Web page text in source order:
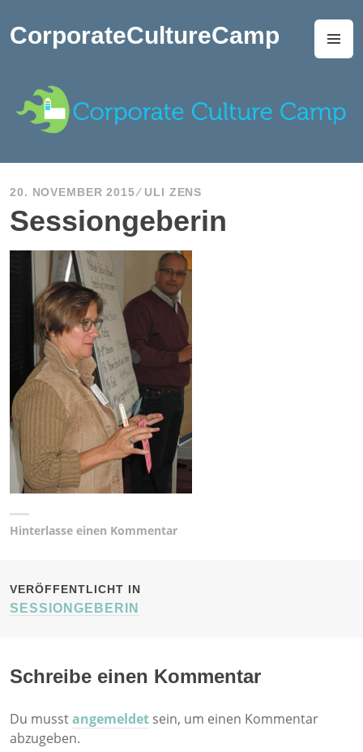
Inhalt
springen
CorporateCultureCamp
20. NOVEMBER 2015 ULI ZENS
Sessiongeberin
Hinterlasse einen Kommentar
BEITRAGSNAVIGATION
VERÖFFENTLICHT IN
SESSIONGEBERIN
Schreibe einen Kommentar
Du musstangemeldet sein, um einen Kommentar
abzugeben.